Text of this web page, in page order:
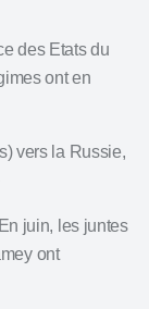
des Etats du
ont en
vers la Russie,
juin, les juntes
ont